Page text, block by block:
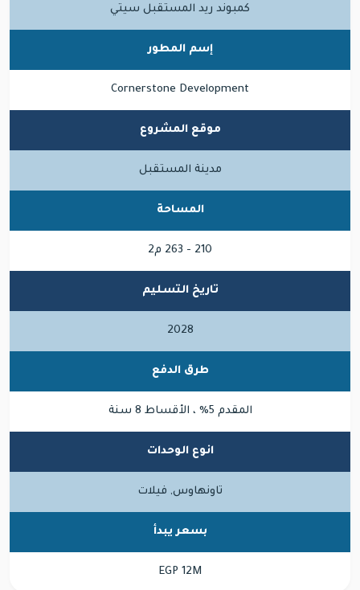
كمبوند ريد المستقبل سيتي
إسم المطور
Cornerstone Development
موقع المشروع
مدينة المستقبل
المساحة
210 - 263 م2
تاريخ التسليم
2028
طرق الدفع
المقدم 5% ، الأقساط 8 سنة
انوع الوحدات
تاونهاوس, فيلات
بسعر يبدأ
EGP 12M